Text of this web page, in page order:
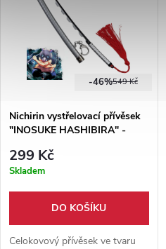
549 Kč
-46%
Nichirin vystřelovací přívěsek
"INOSUKE HASHIBIRA" -
299 Kč
Skladem
DO KOŠÍKU
Celokovový přívěsek ve tvaru